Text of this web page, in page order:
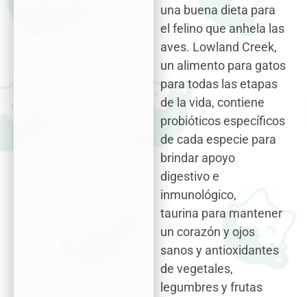
una buena dieta para
el felino que anhela las
aves. Lowland Creek,
un alimento para gatos
para todas las etapas
de la vida, contiene
probióticos específicos
de cada especie para
brindar apoyo
digestivo e
inmunológico,
taurina para mantener
un corazón y ojos
sanos y antioxidantes
de vegetales,
legumbres y frutas